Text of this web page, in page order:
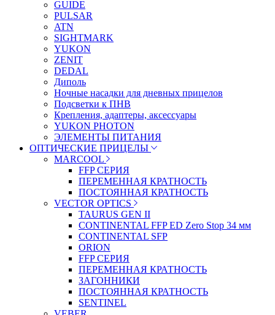
GUIDE
PULSAR
ATN
SIGHTMARK
YUKON
ZENIT
DEDAL
Диполь
Ночные насадки для дневных прицелов
Подсветки к ПНВ
Крепления, адаптеры, аксессуары
YUKON PHOTON
ЭЛЕМЕНТЫ ПИТАНИЯ
ОПТИЧЕСКИЕ ПРИЦЕЛЫ
MARCOOL
FFP СЕРИЯ
ПЕРЕМЕННАЯ КРАТНОСТЬ
ПОСТОЯННАЯ КРАТНОСТЬ
VECTOR OPTICS
TAURUS GEN II
CONTINENTAL FFP ED Zero Stop 34 мм
CONTINENTAL SFP
ORION
FFP СЕРИЯ
ПЕРЕМЕННАЯ КРАТНОСТЬ
ЗАГОННИКИ
ПОСТОЯННАЯ КРАТНОСТЬ
SENTINEL